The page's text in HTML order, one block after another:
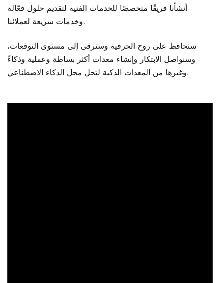
أنشأنا فريقًا متخصصًا للخدمات الفنية لتقديم حلول فعّالة
وخدمات سريعة لعملائنا.
سنحافظ على روح الحرفية وسنرقى إلى مستوى التوقعات،
وسنواصل الابتكار وإنشاء معدات أكثر بساطة وعملية وذكاءً
وغيرها من المعدات الذكية لتحل محل الذكاء الاصطناعي.